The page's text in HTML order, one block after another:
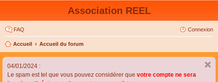
Association REEL
FAQ Connexion
Accueil Accueil du forum
04/01/2024 :
Le spam est tel que vous pouvez considérer que votre compte ne sera